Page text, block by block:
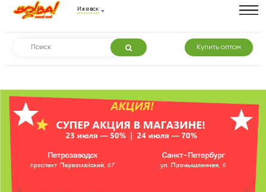
Ижевск
Купить оптом
Смотреть товары